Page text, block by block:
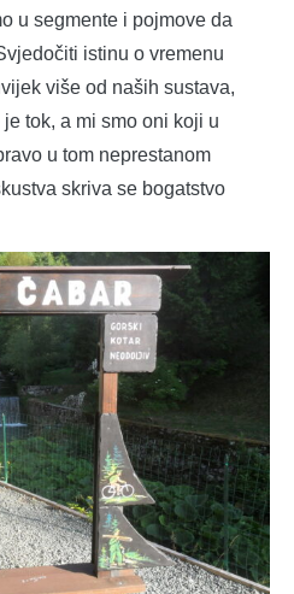
u segmente i pojmove da
istinu o vremenu
više od naših sustava,
tok, a mi smo oni koji u
u tom neprestanom
skriva se bogatstvo